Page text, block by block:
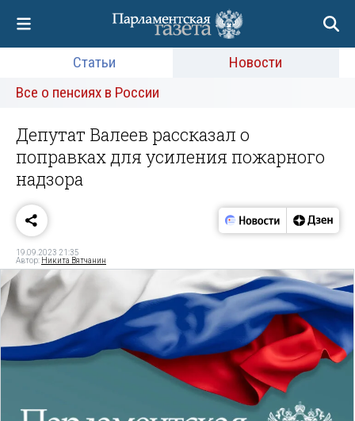
Статьи
Новости
Все о пенсиях в России
Депутат Валеев рассказал о
поправках для усиления пожарного
надзора
19.09.2023 21:35
Автор: Никита Вятчанин